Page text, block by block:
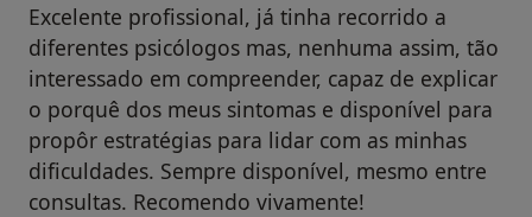
Excelente profissional, já tinha recorrido a
diferentes psicólogos mas, nenhuma assim, tão
interessado em compreender, capaz de explicar
o porquê dos meus sintomas e disponível para
propôr estratégias para lidar com as minhas
dificuldades. Sempre disponível, mesmo entre
consultas. Recomendo vivamente!